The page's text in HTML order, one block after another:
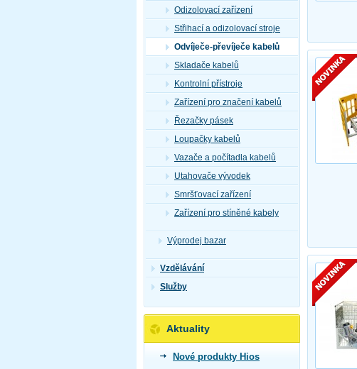
Odizolovací zařízení
Střihací a odizolovací stroje
Odvíječe-převíječe kabelů
Skladače kabelů
Kontrolní přístroje
Zařízení pro značení kabelů
Řezačky pásek
Loupačky kabelů
Vazače a počítadla kabelů
Utahovače vývodek
Smršťovací zařízení
Zařízení pro stíněné kabely
Výprodej bazar
Vzdělávání
Služby
Aktuality
Nové produkty Hios